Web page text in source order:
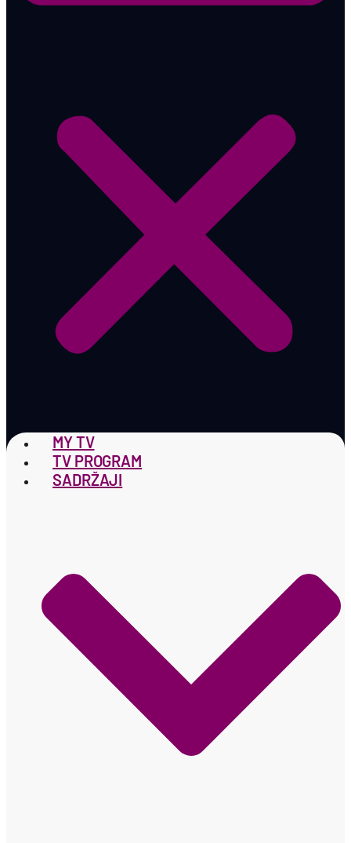
MY TV
TV PROGRAM
SADRŽAJI